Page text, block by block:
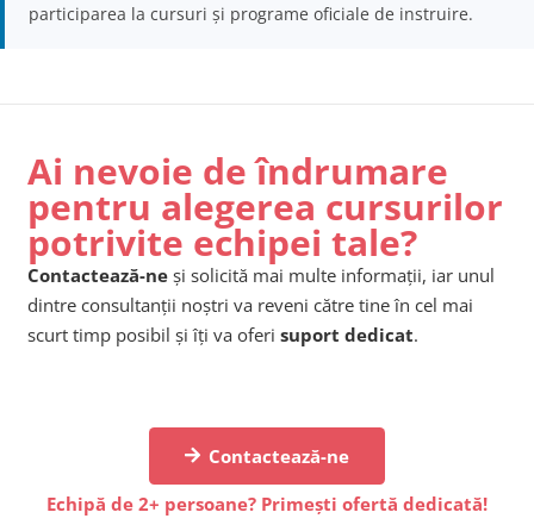
participarea la cursuri și programe oficiale de instruire.
Ai nevoie de îndrumare
pentru alegerea cursurilor
potrivite echipei tale?
Contactează-ne și solicită mai multe informații, iar unul
dintre consultanții noștri va reveni către tine în cel mai
scurt timp posibil și îți va oferi suport dedicat.
Contactează-ne
Echipă de 2+ persoane? Primești ofertă dedicată!